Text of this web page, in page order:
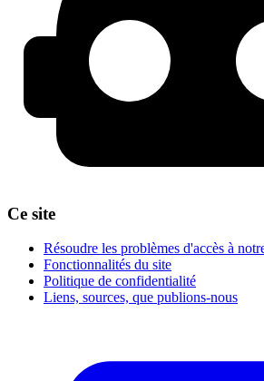
Ce site
Résoudre les problèmes d'accès à
Fonctionnalités du site
Politique de confidentialité
Liens, sources, que publions-nous